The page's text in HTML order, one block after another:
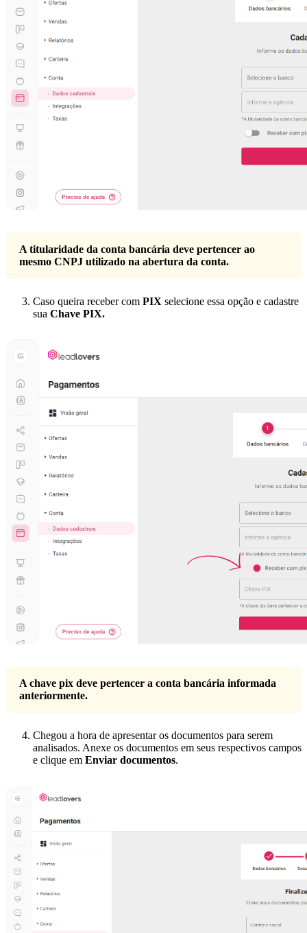
A titularidade da conta bancária deve pertencer ao
mesmo CNPJ utilizado na abertura da conta.
Caso queira receber com PIX selecione essa opção e cadastre
sua Chave PIX.
A chave pix deve pertencer a conta bancária informada
anteriormente.
Chegou a hora de apresentar os documentos para serem
analisados. Anexe os documentos em seus respectivos campos
e clique em Enviar documentos.